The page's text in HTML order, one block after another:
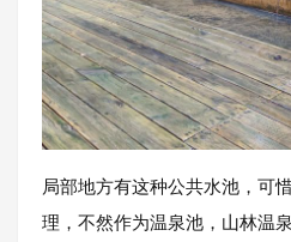
局部地方有这种公共水池，可
理，不然作为温泉池，山林温